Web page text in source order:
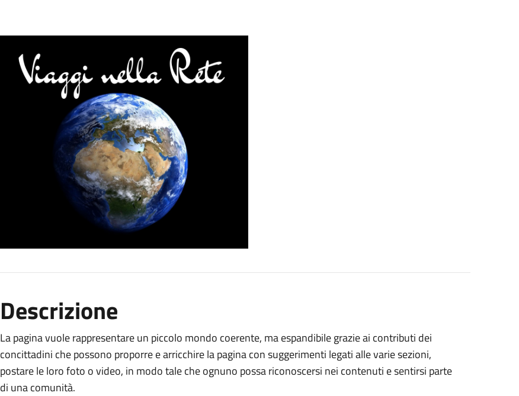
Descrizione
La pagina vuole rappresentare un piccolo mondo coerente, ma espandibile grazie ai contributi dei
concittadini che possono proporre e arricchire la pagina con suggerimenti legati alle varie sezioni,
postare le loro foto o video, in modo tale che ognuno possa riconoscersi nei contenuti e sentirsi parte
di una comunità.